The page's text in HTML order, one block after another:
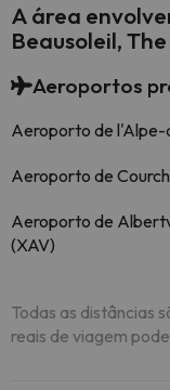
A área
Beausoleil,
Aeroportos
Aeroporto de l'Alpe-
Aeroporto de
Aeroporto de
(XAV)
Todas as distâncias
reais de viagem